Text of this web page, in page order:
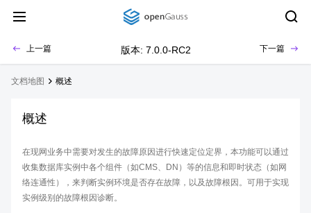
上一篇 版本: 7.0.0-RC2 下一篇
文档地图 概述
概述
在现网业务中需要对发生的故障原因进行快速定位定界，本功能可以通过
收集数据库实例中各个组件（如CMS、DN）等的信息和即时状态（如网
络连通性），来判断实例环境是否存在故障，以及故障根因。可用于实现
实例级别的故障根因诊断。